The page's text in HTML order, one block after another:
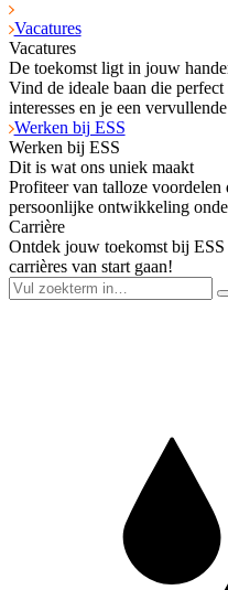
Vacatures
Vacatures
De toekomst ligt in jouw
Vind de ideale baan die
interesses en je een
Werken bij ESS
Werken bij ESS
Dit is wat ons uniek maakt
Profiteer van talloze voordelen
persoonlijke ontwikkeling
Carrière
Ontdek jouw toekomst bij ESS
carrières van start gaan!